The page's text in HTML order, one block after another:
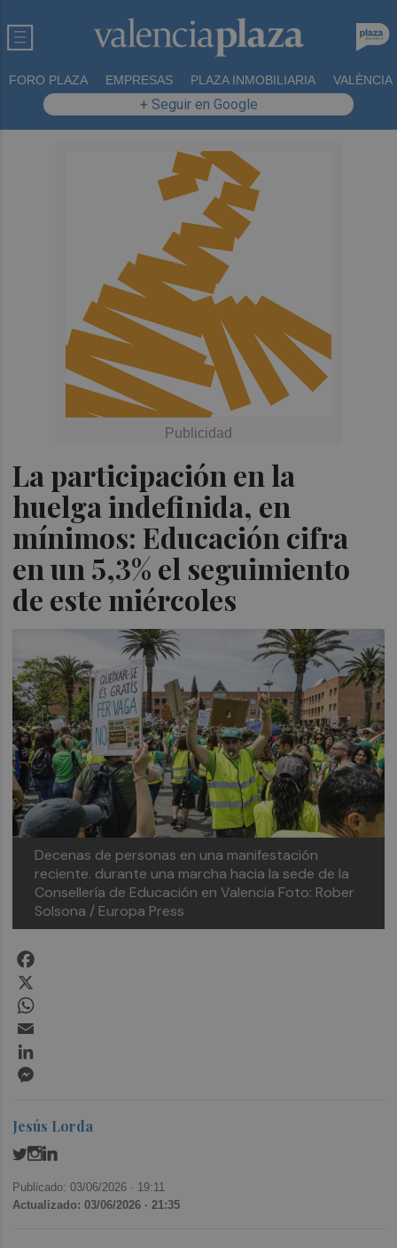
FORO PLAZA EMPRESAS PLAZA INMOBILIARIA VALÈNCIA
+ Seguir en Google
La participación en la
huelga indefinida, en
mínimos: Educación cifra
en un 5,3% el seguimiento
de este miércoles
Decenas de personas en una manifestación
reciente. durante una marcha hacia la sede de la
Consellería de Educación en Valencia Foto: Rober
Solsona / Europa Press
Jesús Lorda
Publicado: 03/06/2026 · 19:11
Actualizado: 03/06/2026 · 21:35